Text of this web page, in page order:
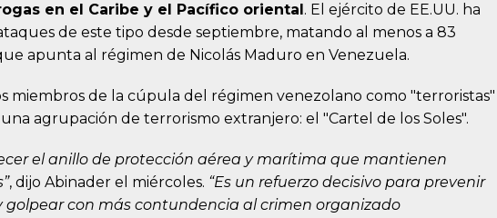
en el Caribe y el Pacífico oriental . El ejército de EE.UU. ha
de este tipo desde septiembre, matando al menos a 83
apunta al régimen de Nicolás Maduro en Venezuela.
miembros de la cúpula del régimen venezolano como "terroristas"
agrupación de terrorismo extranjero: el "Cartel de los Soles".
el anillo de protección aérea y marítima que mantienen
, dijo Abinader el miércoles. “Es un refuerzo decisivo para prevenir
golpear con más contundencia al crimen organizado